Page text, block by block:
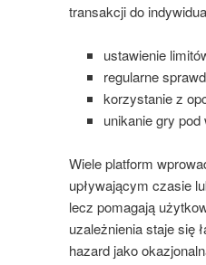
transakcji do
ustawienie
regularne
korzystanie z
unikanie gry
Wiele platform
upływającym czasie
lecz pomagają
uzależnienia staje się
hazard jako